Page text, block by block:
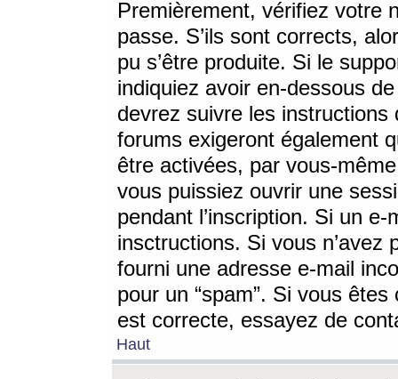
Premièrement, vérifiez votre
passe. S’ils sont corrects,
pu s’être produite. Si le
indiquiez avoir en-dessous
devrez suivre les
forums exigeront également
être activées, par vous-
vous puissiez ouvrir une
pendant l’inscription. Si un
insctructions. Si vous n’avez
fourni une adresse e-mail
pour un “spam”. Si vous
est correcte, essayez de
Haut